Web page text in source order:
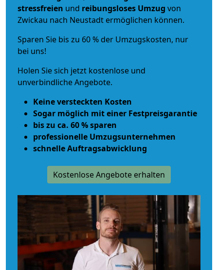
stressfreien und reibungsloses Umzug von
Zwickau nach Neustadt ermöglichen können.
Sparen Sie bis zu 60 % der Umzugskosten, nur
bei uns!
Holen Sie sich jetzt kostenlose und
unverbindliche Angebote.
Keine versteckten Kosten
Sogar möglich mit einer Festpreisgarantie
bis zu ca. 60 % sparen
professionelle Umzugsunternehmen
schnelle Auftragsabwicklung
Kostenlose Angebote erhalten